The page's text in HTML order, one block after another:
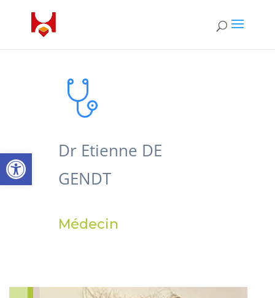
Open toolbarDr Etienne DE
GENDT
Médecin